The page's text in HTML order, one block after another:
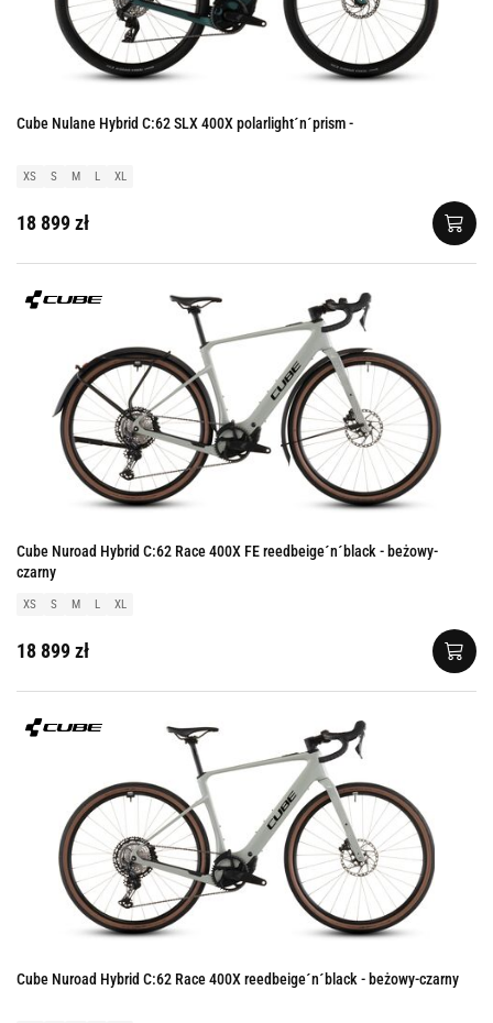
Cube Nulane Hybrid C:62 SLX 400X polarlight´n´prism -
XS S M L XL
18 899 zł
Cube Nuroad Hybrid C:62 Race 400X FE reedbeige´n´black - beżowy-
czarny
XS S M L XL
18 899 zł
Cube Nuroad Hybrid C:62 Race 400X reedbeige´n´black - beżowy-czarny